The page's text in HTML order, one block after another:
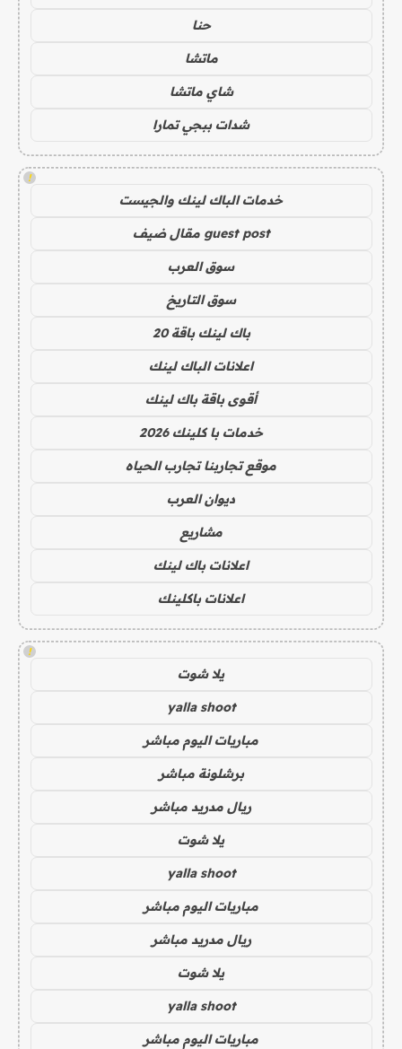
حنا
ماتشا
شاي ماتشا
شدات ببجي تمارا
!
خدمات الباك لينك والجيست
guest post مقال ضيف
سوق العرب
سوق التاريخ
باك لينك باقة 20
اعلانات الباك لينك
أقوى باقة باك لينك
خدمات با كلينك 2026
موقع تجاربنا تجارب الحياه
ديوان العرب
مشاريع
اعلانات باك لينك
اعلانات باكلينك
!
يلا شوت
yalla shoot
مباريات اليوم مباشر
برشلونة مباشر
ريال مدريد مباشر
يلا شوت
yalla shoot
مباريات اليوم مباشر
ريال مدريد مباشر
يلا شوت
yalla shoot
مباريات اليوم مباشر